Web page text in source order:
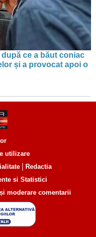
ce a băut coniac
și a provocat apoi o
utilizare
Redactia
moderare comentarii